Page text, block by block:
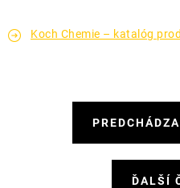
Koch Chemie – katalóg
ĎALŠÍ